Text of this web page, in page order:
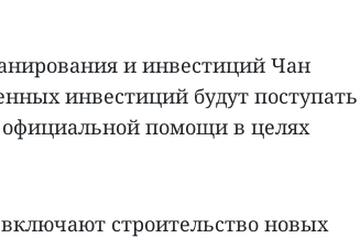
и инвестиций Чан
инвестиций будут поступать
помощи в целях
строительство новых